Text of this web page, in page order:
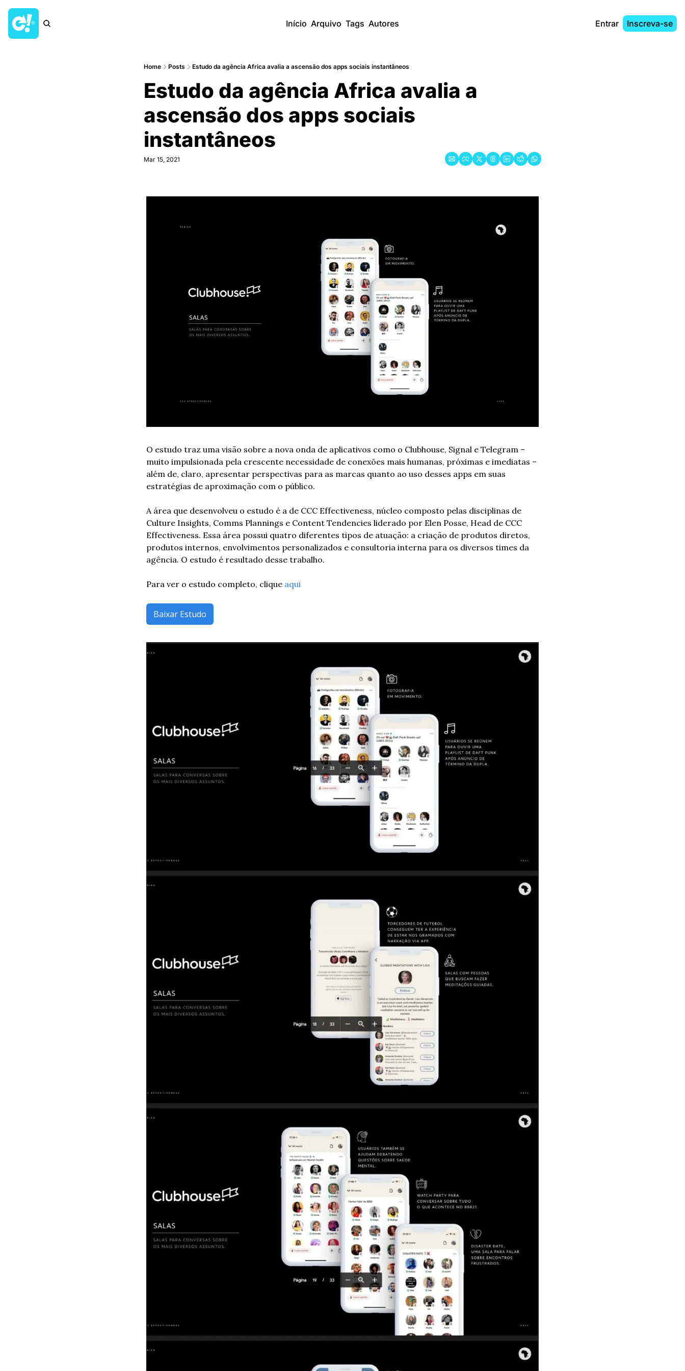
Início Arquivo Tags Autores Entrar Inscreva-se
Home Posts Estudo da agência Africa avalia a ascensão dos apps sociais instantâneos
Estudo da agência Africa avalia a
ascensão dos apps sociais
instantâneos
Mar 15, 2021
O estudo traz uma visão sobre a nova onda de aplicativos como o Clubhouse, Signal e Telegram –
muito impulsionada pela crescente necessidade de conexões mais humanas, próximas e imediatas –
além de, claro, apresentar perspectivas para as marcas quanto ao uso desses apps em suas
estratégias de aproximação com o público.
A área que desenvolveu o estudo é a de CCC Effectiveness, núcleo composto pelas disciplinas de
Culture Insights, Comms Plannings e Content Tendencies liderado por Elen Posse, Head de CCC
Effectiveness. Essa área possui quatro diferentes tipos de atuação: a criação de produtos diretos,
produtos internos, envolvimentos personalizados e consultoria interna para os diversos times da
agência. O estudo é resultado desse trabalho.
Para ver o estudo completo, clique aqui
Baixar Estudo